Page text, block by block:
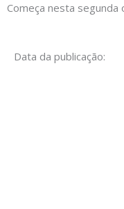
Começa nesta
Data da publicação: